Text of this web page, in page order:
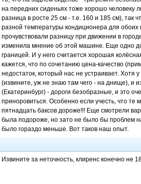
на передних сиденьях тоже хорошо человеку
разница в росте 25 см - т.е. 160 и 185 см), так
разной температуры кондиционера для
прочувствовали разницу при движении в
изменила мнение об этой машине. Еще одно
границей. И у него считается хорошая
кажется, что по сочетанию цена-качество
недостаток, который нас не устраивает. Хотя
(извините, уж не знаю там чего - на днище), и
(Екатеринбург) - дороги безобразные, и это
приноровиться. Особенно если учесть, что
пятнадцать баксов дороже!!! Еще смотрели
была подороже, но зато не было бы проблем
было гораздо меньше. Вот таков наш опыт.
Извините за неточность, клиренс конечно не